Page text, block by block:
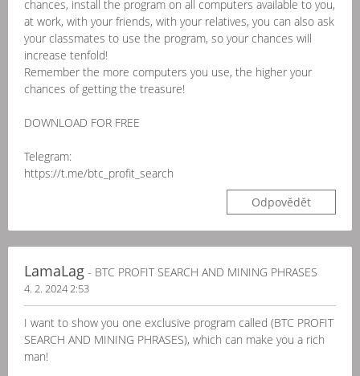
chances, install the program on all computers available to you,
at work, with your friends, with your relatives, you can also ask
your classmates to use the program, so your chances will
increase tenfold!
Remember the more computers you use, the higher your
chances of getting the treasure!
DOWNLOAD FOR FREE
Telegram:
https://t.me/btc_profit_search
Odpovědět
LamaLag - BTC PROFIT SEARCH AND MINING PHRASES
4. 2. 2024 2:53
I want to show you one exclusive program called (BTC PROFIT
SEARCH AND MINING PHRASES), which can make you a rich
man!